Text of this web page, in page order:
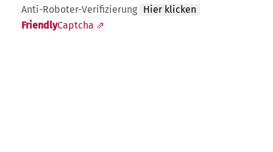
Anti-Roboter-Verifizierung Hier klicken
FriendlyCaptcha ⇗